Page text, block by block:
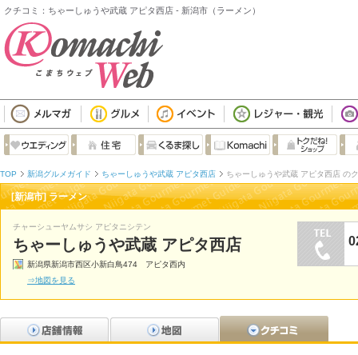
クチコミ：ちゃーしゅうや武蔵 アピタ西店 - 新潟市（ラーメン）
TOP 新潟グルメガイド ちゃーしゅうや武蔵 アピタ西店 ちゃーしゅうや武蔵 アピタ西店 の
[新潟市] ラーメン
チャーシューヤムサシ アピタニシテン
ちゃーしゅうや武蔵 アピタ西店
新潟県新潟市西区小新白鳥474 アピタ西内
⇒地図を見る